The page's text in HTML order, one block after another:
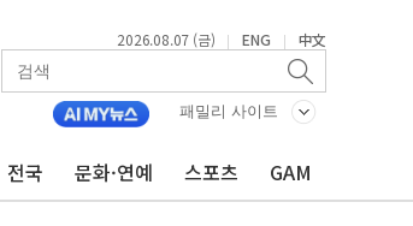
2026.08.07 (금) | ENG | 中文
패밀리 사이트
전국 문화·연예 스포츠 GAM
수요 104.3GW 기록
기 고조되는 또 다른 중동 화약고
시